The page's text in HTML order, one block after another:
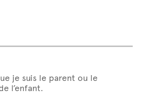
je suis le parent ou le
l’enfant.